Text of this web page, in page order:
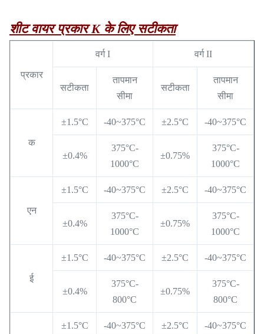
शीट वायर प्रकार K के लिए सटीकता
प्रकार
वर्ग I वर्ग II
सटीकता
तापमान
सीमा
सटीकता
तापमान
सीमा
क
±1.5°C -40~375°C ±2.5°C -40~375°C
±0.4%
375°C-
1000°C
±0.75%
375°C-
1000°C
एन
±1.5°C -40~375°C ±2.5°C -40~375°C
±0.4%
375°C-
1000°C
±0.75%
375°C-
1000°C
ई
±1.5°C -40~375°C ±2.5°C -40~375°C
±0.4%
375°C-
800°C
±0.75%
375°C-
800°C
±1.5°C -40~375°C ±2.5°C -40~375°C